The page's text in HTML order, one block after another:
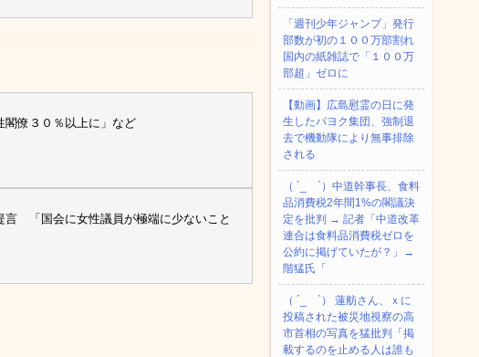
僚３０％以上に」など
言 「国会に女性議員が極端に少ないこと
「週刊少年ジャンプ」発行
部数が初の１００万部割れ
国内の紙雑誌で「１００万
部超」ゼロに
【動画】広島慰霊の日に発
生したパヨク集団、強制退
去で機動隊により無事排除
される
（ ´_ゝ`）中道幹事長、食料
品消費税2年間1%の閣議決
定を批判 → 記者「中道改革
連合は食料品消費税ゼロを
公約に掲げていたが？」→
階猛氏「
（ ´_ゝ`） 蓮舫さん、ｘに
投稿された被災地視察の高
市首相の写真を猛批判「掲
載するのを止める人は誰も